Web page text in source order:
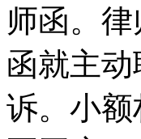
师函。
函就主
诉。小